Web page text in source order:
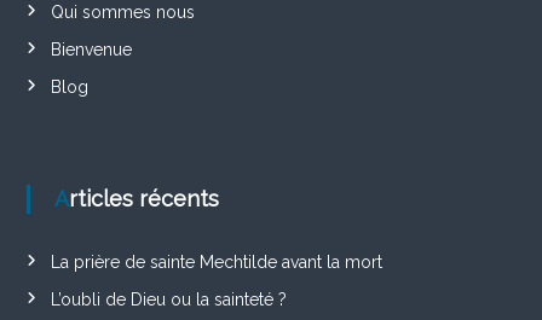
Qui sommes nous
Bienvenue
Blog
Articles récents
La prière de sainte Mechtilde avant la mort
L’oubli de Dieu ou la sainteté ?